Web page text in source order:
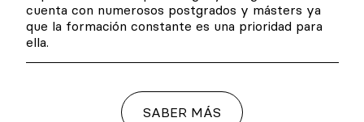
cuenta con numerosos postgrados y másters ya
que la formación constante es una prioridad para
ella.
SABER MÁS